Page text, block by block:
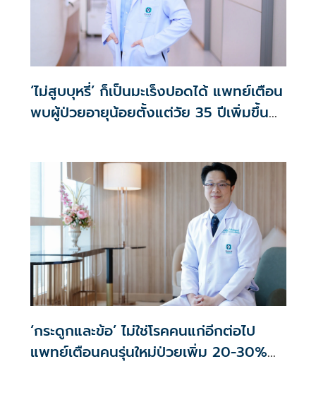
‘ไม่สูบบุหรี่’ ก็เป็นมะเร็งปอดได้ แพทย์เตือน
พบผู้ป่วยอายุน้อยตั้งแต่วัย 35 ปีเพิ่มขึ้น
‘กระดูกและข้อ’ ไม่ใช่โรคคนแก่อีกต่อไป
แพทย์เตือนคนรุ่นใหม่ป่วยเพิ่ม 20-30%